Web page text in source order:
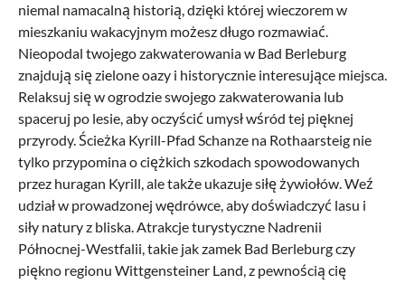
niemal namacalną historią, dzięki której wieczorem w
mieszkaniu wakacyjnym możesz długo rozmawiać.
Nieopodal twojego zakwaterowania w Bad Berleburg
znajdują się zielone oazy i historycznie interesujące miejsca.
Relaksuj się w ogrodzie swojego zakwaterowania lub
spaceruj po lesie, aby oczyścić umysł wśród tej pięknej
przyrody. Ścieżka Kyrill-Pfad Schanze na Rothaarsteig nie
tylko przypomina o ciężkich szkodach spowodowanych
przez huragan Kyrill, ale także ukazuje siłę żywiołów. Weź
udział w prowadzonej wędrówce, aby doświadczyć lasu i
siły natury z bliska. Atrakcje turystyczne Nadrenii
Północnej-Westfalii, takie jak zamek Bad Berleburg czy
piękno regionu Wittgensteiner Land, z pewnością cię